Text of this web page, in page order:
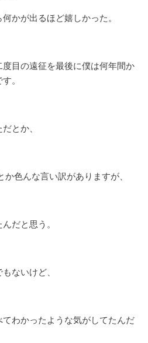
かが出るほど嬉しかった。
目の遠征を最後に僕は何年間か
。
とか、
色んな言い訳がありますが、
だと思う。
ないけど、
わかったような気がしてたんだ